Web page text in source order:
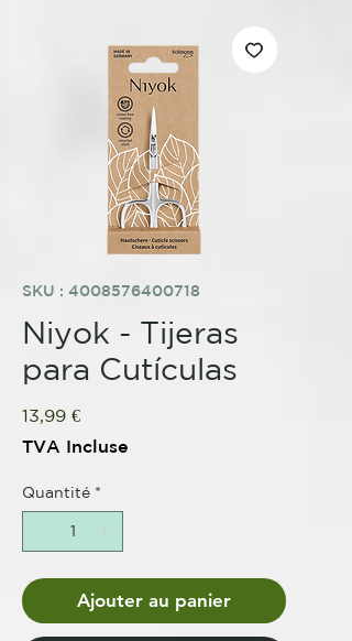
SKU : 4008576400718
Niyok - Tijeras
para Cutículas
13,99 €Prix
TVA Incluse
Quantité *
Ajouter au panier